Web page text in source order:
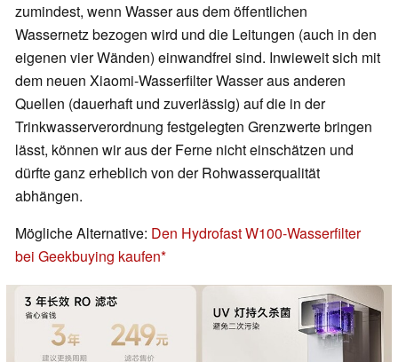
zumindest, wenn Wasser aus dem öffentlichen
Wassernetz bezogen wird und die Leitungen (auch in den
eigenen vier Wänden) einwandfrei sind. Inwieweit sich mit
dem neuen Xiaomi-Wasserfilter Wasser aus anderen
Quellen (dauerhaft und zuverlässig) auf die in der
Trinkwasserverordnung festgelegten Grenzwerte bringen
lässt, können wir aus der Ferne nicht einschätzen und
dürfte ganz erheblich von der Rohwasserqualität
abhängen.
Mögliche Alternative: Den Hydrofast W100-Wasserfilter
bei Geekbuying kaufen